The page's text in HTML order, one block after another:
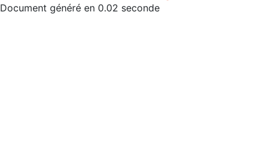
Document généré en 0.02 seconde